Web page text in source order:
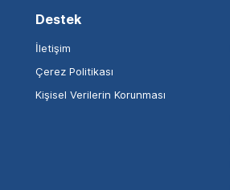
Destek
İletişim
Çerez Politikası
Kişisel Verilerin Korunması